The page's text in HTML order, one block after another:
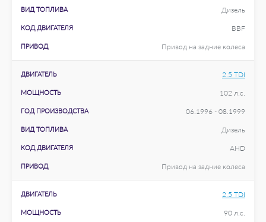
ВИД ТОПЛИВА Дизель
КОД ДВИГАТЕЛЯ BBF
ПРИВОД Привод на задние колеса
ДВИГАТЕЛЬ 2.5 TDI
МОЩНОСТЬ 102 л.с.
ГОД ПРОИЗВОДСТВА 06.1996 - 08.1999
ВИД ТОПЛИВА Дизель
КОД ДВИГАТЕЛЯ AHD
ПРИВОД Привод на задние колеса
ДВИГАТЕЛЬ 2.5 TDI
МОЩНОСТЬ 90 л.с.